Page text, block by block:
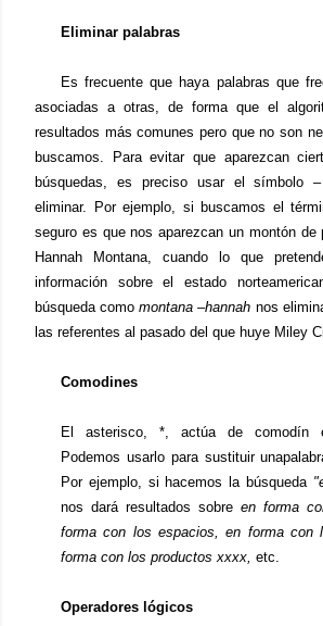
Eliminar palabras
Es frecuente que haya palabras que
asociadas a otras, de forma que el
resultados más comunes pero que no son
buscamos. Para evitar que aparezcan
búsquedas, es preciso usar el símbolo
eliminar. Por ejemplo, si buscamos el
seguro es que nos aparezcan un montón de
Hannah Montana, cuando lo que
información sobre el estado
búsqueda comomontana –hannah nos
las referentes al pasado del que huye Miley
Comodines
El asterisco, *, actúa de comodín
Podemos usarlo para sustituir una
Por ejemplo, si hacemos la búsqueda
nos dará resultados sobre en forma
forma con los espacios, en forma con
forma con los productos xxxx, etc.
Operadores lógicos